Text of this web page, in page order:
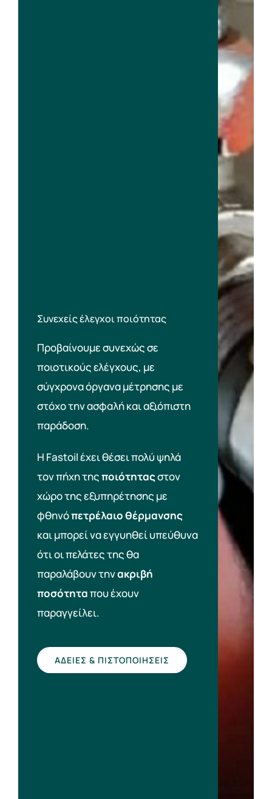
Συνεχείς έλεγχοι ποιότητας
Προβαίνουμε συνεχώς σε
ποιοτικούς ελέγχους, με
σύγχρονα όργανα μέτρησης με
στόχο την ασφαλή και αξιόπιστη
παράδοση.
Η Fastoil έχει θέσει πολύ ψηλά
τον πήχη τηςποιότηταςστον
χώρο της εξυπηρέτησης με
φθηνόπετρέλαιο θέρμανσης
και μπορεί να εγγυηθεί υπεύθυνα
ότι οι πελάτες της θα
παραλάβουν τηνακριβή
ποσότηταπου έχουν
παραγγείλει.
ΑΔΕΙΕΣ & ΠΙΣΤΟΠΟΙΗΣΕΙΣ